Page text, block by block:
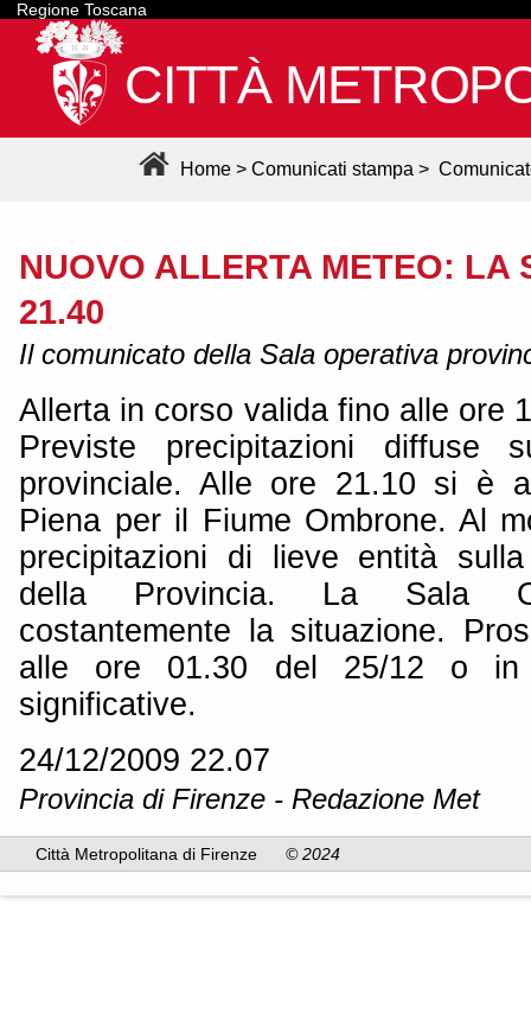
Regione Toscana
CITTÀ
Home > Comunicati stampa >
NUOVO ALLERTA METEO: LA
21.40
Il comunicato della Sala operativa
Allerta in corso valida fino alle ore
Previste precipitazioni diffuse
provinciale. Alle ore 21.10 si è
Piena per il Fiume Ombrone. Al
precipitazioni di lieve entità
della Provincia. La Sala
costantemente la situazione.
alle ore 01.30 del 25/12 o in
significative.
24/12/2009 22.07
Provincia di Firenze - Redazione Met
Città Metropolitana di Firenze © 2024